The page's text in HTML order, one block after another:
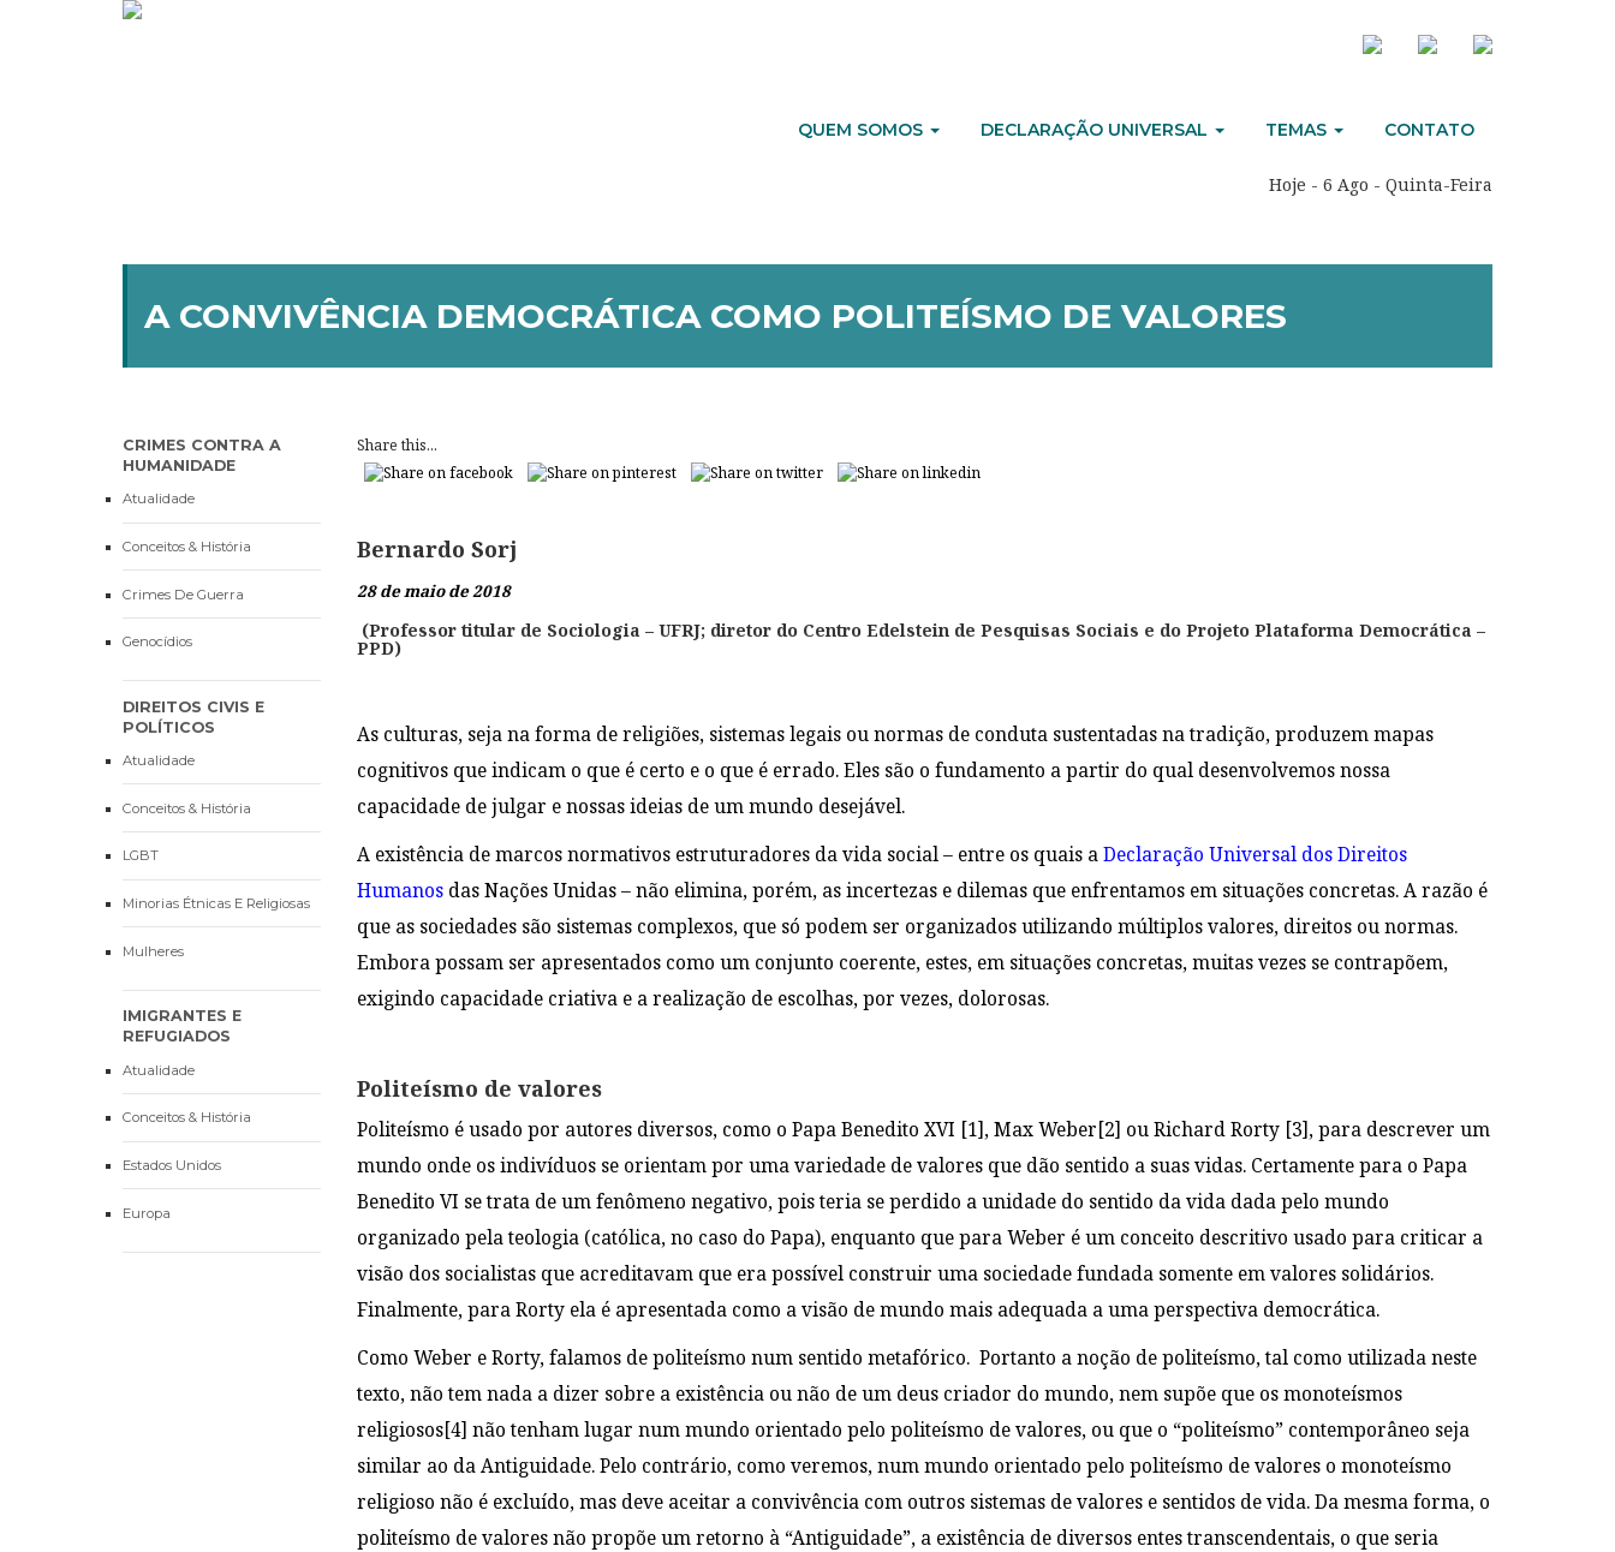
QUEM SOMOS DECLARAÇÃO UNIVERSAL TEMAS CONTATO
Hoje - 6 Ago - Quinta-Feira
A CONVIVÊNCIA DEMOCRÁTICA COMO POLITEÍSMO DE VALORES
CRIMES CONTRA A
HUMANIDADE
Atualidade
Conceitos & História
Crimes De Guerra
Genocídios
DIREITOS CIVIS E
POLÍTICOS
Atualidade
Conceitos & História
LGBT
Minorias Étnicas E Religiosas
Mulheres
IMIGRANTES E
REFUGIADOS
Atualidade
Conceitos & História
Estados Unidos
Europa
Share this...
Bernardo Sorj
28 de maio de 2018
(Professor titular de Sociologia – UFRJ; diretor do Centro Edelstein de Pesquisas Sociais e do Projeto Plataforma Democrática –
PPD)
As culturas, seja na forma de religiões, sistemas legais ou normas de conduta sustentadas na tradição, produzem mapas
cognitivos que indicam o que é certo e o que é errado. Eles são o fundamento a partir do qual desenvolvemos nossa
capacidade de julgar e nossas ideias de um mundo desejável.
A existência de marcos normativos estruturadores da vida social – entre os quais aDeclaração Universal dos Direitos
Humanos das Nações Unidas – não elimina, porém, as incertezas e dilemas que enfrentamos em situações concretas. A razão é
que as sociedades são sistemas complexos, que só podem ser organizados utilizando múltiplos valores, direitos ou normas.
Embora possam ser apresentados como um conjunto coerente, estes, em situações concretas, muitas vezes se contrapõem,
exigindo capacidade criativa e a realização de escolhas, por vezes, dolorosas.
Politeísmo de valores
Politeísmo é usado por autores diversos, como o Papa Benedito XVI [1],MaxWeber[2] ou Richard Rorty [3], para descrever um
mundo onde os indivíduos se orientam por uma variedade de valores que dão sentido a suas vidas. Certamente para o Papa
Benedito VI se trata de um fenômeno negativo, pois teria se perdido a unidade do sentido da vida dada pelo mundo
organizado pela teologia (católica, no caso do Papa), enquanto que para Weber é um conceito descritivo usado para criticar a
visão dos socialistas que acreditavam que era possível construir uma sociedade fundada somente em valores solidários.
Finalmente, para Rorty ela é apresentada como a visão de mundo mais adequada a uma perspectiva democrática.
Como Weber e Rorty, falamos de politeísmo num sentido metafórico. Portanto a noção de politeísmo, tal como utilizada neste
texto, não tem nada a dizer sobre a existência ou não de um deus criador do mundo, nem supõe que os monoteísmos
religiosos[4] não tenham lugar num mundo orientado pelo politeísmo de valores, ou que o “politeísmo” contemporâneo seja
similar ao da Antiguidade. Pelo contrário, como veremos, num mundo orientado pelo politeísmo de valores o monoteísmo
religioso não é excluído, mas deve aceitar a convivência com outros sistemas de valores e sentidos de vida. Da mesma forma, o
politeísmo de valores não propõe um retorno à “Antiguidade”, a existência de diversos entes transcendentais, o que seria